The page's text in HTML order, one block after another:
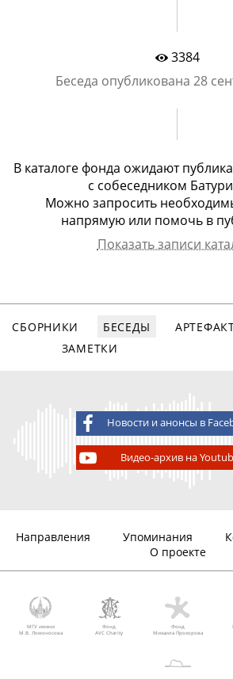
3384
Беседа опубликована 28
В каталоге фонда ожидают
с собеседником
Можно запросить
напрямую или помочь в
Показать записи
СБОРНИКИ БЕСЕДЫ
ЗАМЕТКИ
Новости и анонсы в
Видео-архив на
Направления Упоминания
О проекте
МГУ имени
М.В. Ломоносова
Фонд
AVC Charity
Фонд
Михаила Прохорова